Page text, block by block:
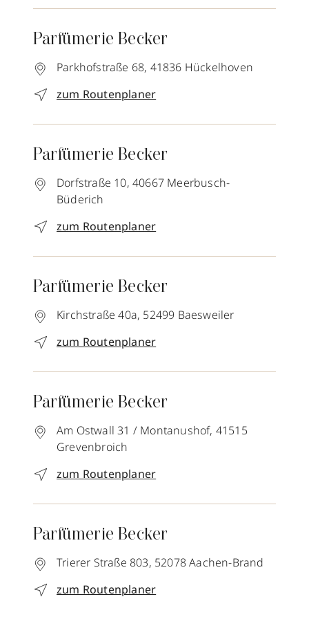
Parfümerie Becker
Parkhofstraße 68, 41836 Hückelhoven
zum Routenplaner
Parfümerie Becker
Dorfstraße 10, 40667 Meerbusch-
Büderich
zum Routenplaner
Parfümerie Becker
Kirchstraße 40a, 52499 Baesweiler
zum Routenplaner
Parfümerie Becker
Am Ostwall 31 / Montanushof, 41515
Grevenbroich
zum Routenplaner
Parfümerie Becker
Trierer Straße 803, 52078Aachen-Brand
zum Routenplaner